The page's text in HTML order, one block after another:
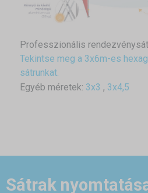
Professzionális
Tekintse meg a 3x6m-es
sátrunkat.
Egyéb méretek: 3x3 , 3x4,5
Sátrak